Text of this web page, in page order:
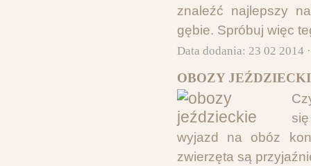
znaleźć najlepszy
gębie. Spróbuj więc
Data dodania: 23 02 2014
OBOZY
wyjazd na obóz
zwierzęta są